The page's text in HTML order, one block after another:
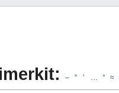
– ” ’ ° ≈